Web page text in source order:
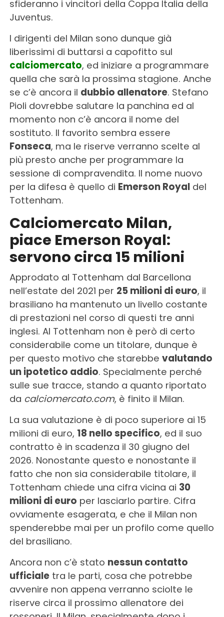
sfideranno i vincitori della Coppa Italia della
Juventus.
I dirigenti del Milan sono dunque già
liberissimi di buttarsi a capofitto sul
calciomercato, ed iniziare a programmare
quella che sarà la prossima stagione. Anche
se c’è ancora il dubbio allenatore. Stefano
Pioli dovrebbe salutare la panchina ed al
momento non c’è ancora il nome del
sostituto. Il favorito sembra essere
Fonseca, ma le riserve verranno scelte al
più presto anche per programmare la
sessione di compravendita. Il nome nuovo
per la difesa è quello di Emerson Royaldel
Tottenham.
Calciomercato Milan,
piace Emerson Royal:
servono circa 15 milioni
Approdato al Tottenham dal Barcellona
nell’estate del 2021 per 25 milioni di euro, il
brasiliano ha mantenuto un livello costante
di prestazioni nel corso di questi tre anni
inglesi. Al Tottenham non è però di certo
considerabile come un titolare, dunque è
per questo motivo che starebbe valutando
un ipotetico addio. Specialmente perché
sulle sue tracce, stando a quanto riportato
da calciomercato.com, è finito il Milan.
La sua valutazione è di poco superiore ai 15
milioni di euro, 18 nello specifico, ed il suo
contratto è in scadenza il 30 giugno del
2026. Nonostante questo e nonostante il
fatto che non sia considerabile titolare, il
Tottenham chiede una cifra vicina ai 30
milioni di euro per lasciarlo partire. Cifra
ovviamente esagerata, e che il Milan non
spenderebbe mai per un profilo come quello
del brasiliano.
Ancora non c’è stato nessun contatto
ufficialetra le parti, cosa che potrebbe
avvenire non appena verranno sciolte le
riserve circa il prossimo allenatore dei